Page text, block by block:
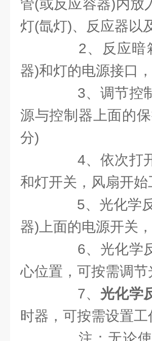
管(或反应容器)内放
灯(氙灯)、反应器以
2、反应暗箱
器)和灯的电源接口
3、调节控制
源与控制器上面的
分)
4、依次打开
和灯开关，风扇开
5、光化学反
器)上面的电源开关
6、光化学反
心位置，可按需调
7、 光化学
时器，可按需设置工